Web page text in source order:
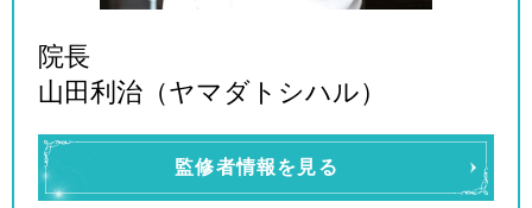
院長
山田利治（ヤマダトシハル）
監修者情報を見る